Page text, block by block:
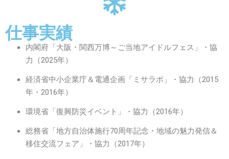
仕事実績
内閣府「大阪・関西万博～ご当地アイドルフェス」・協
力（2025年）
経済省中小企業庁＆電通企画「ミサラポ」・協力（2015
年・2016年）
環境省「復興防災イベント」・協力（2016年）
総務省「地方自治体施行70周年記念・地域の魅力発信＆
移住交流フェア」・協力（2017年）